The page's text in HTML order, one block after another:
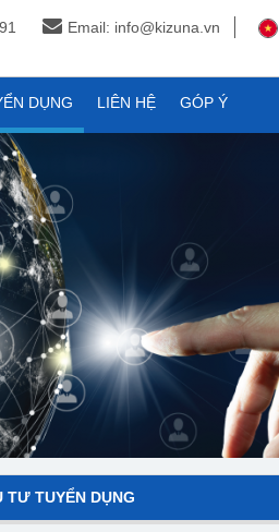
Email: info@kizuna.vn
DỤNG LIÊN HỆ GÓP Ý
TƯ TUYỂN DỤNG